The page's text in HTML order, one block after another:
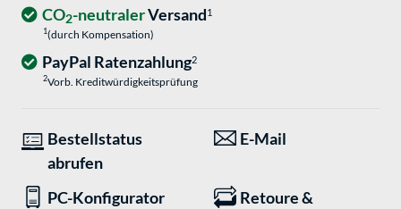
CO2-neutralerVersand1
1(durch Kompensation)
PayPal Ratenzahlung2
2Vorb. Kreditwürdigkeitsprüfung
Bestellstatus
abrufen
E-Mail
PC-Konfigurator
Retoure &